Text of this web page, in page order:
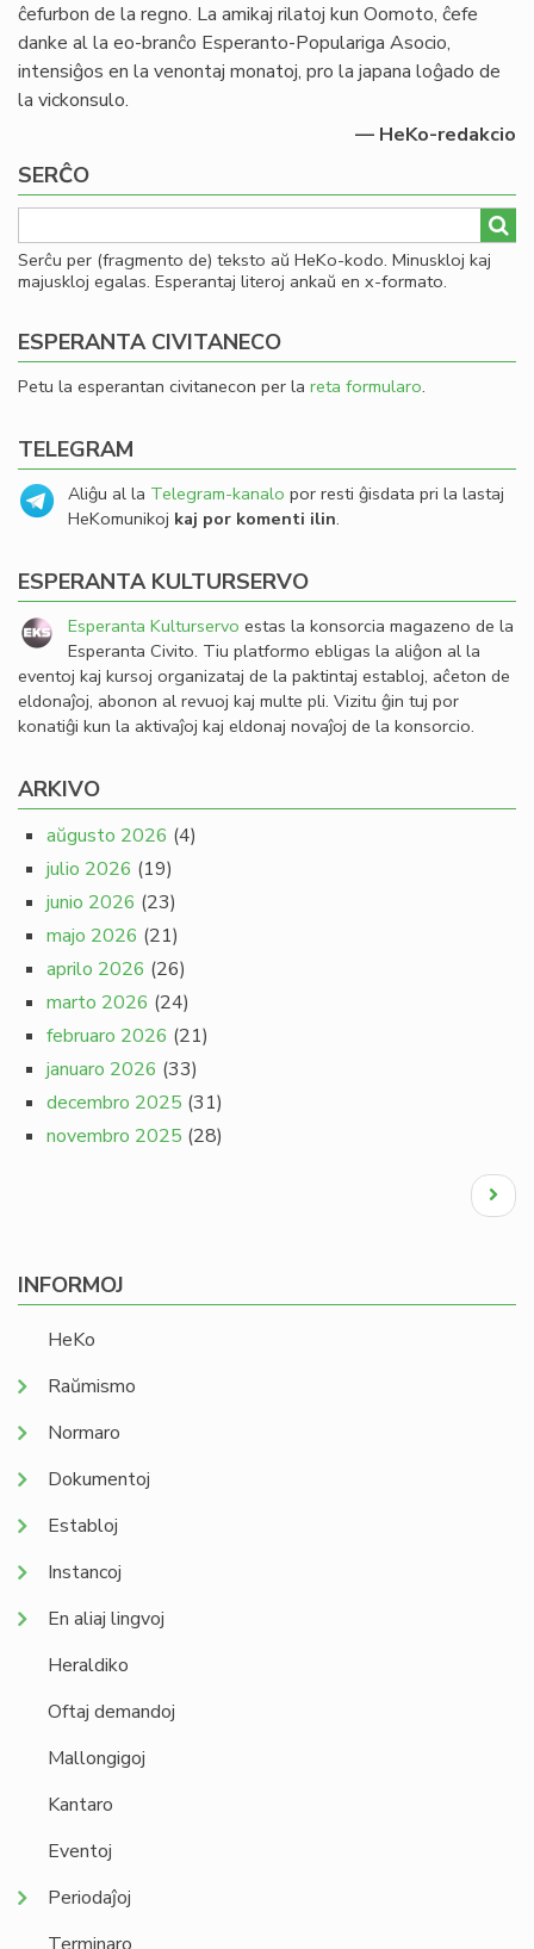
ĉefurbon de la regno. La amikaj rilatoj kun Oomoto, ĉefe
danke al la eo-branĉo Esperanto-Populariga Asocio,
intensiĝos en la venontaj monatoj, pro la japana loĝado de
la vickonsulo.
— HeKo-redakcio
SERĈO
Serĉu per (fragmento de) teksto aŭ HeKo-kodo. Minuskloj kaj
majuskloj egalas. Esperantaj literoj ankaŭ en x-formato.
ESPERANTA CIVITANECO
Petu la esperantan civitanecon per la reta formularo.
TELEGRAM
Aliĝu al la Telegram-kanalo por resti ĝisdata pri la lastaj
HeKomunikoj kaj por komenti ilin.
ESPERANTA KULTURSERVO
Esperanta Kulturservo estas la konsorcia magazeno de la
Esperanta Civito. Tiu platformo ebligas la aliĝon al la
eventoj kaj kursoj organizataj de la paktintaj establoj, aĉeton de
eldonaĵoj, abonon al revuoj kaj multe pli. Vizitu ĝin tuj por
konatiĝi kun la aktivaĵoj kaj eldonaj novaĵoj de la konsorcio.
ARKIVO
aŭgusto 2026 (4)
julio 2026 (19)
junio 2026 (23)
majo 2026 (21)
aprilo 2026 (26)
marto 2026 (24)
februaro 2026 (21)
januaro 2026 (33)
decembro 2025 (31)
novembro 2025 (28)
Next
page
INFORMOJ
HeKo
Raŭmismo
Normaro
Dokumentoj
Establoj
Instancoj
En aliaj lingvoj
Heraldiko
Oftaj demandoj
Mallongigoj
Kantaro
Eventoj
Periodaĵoj